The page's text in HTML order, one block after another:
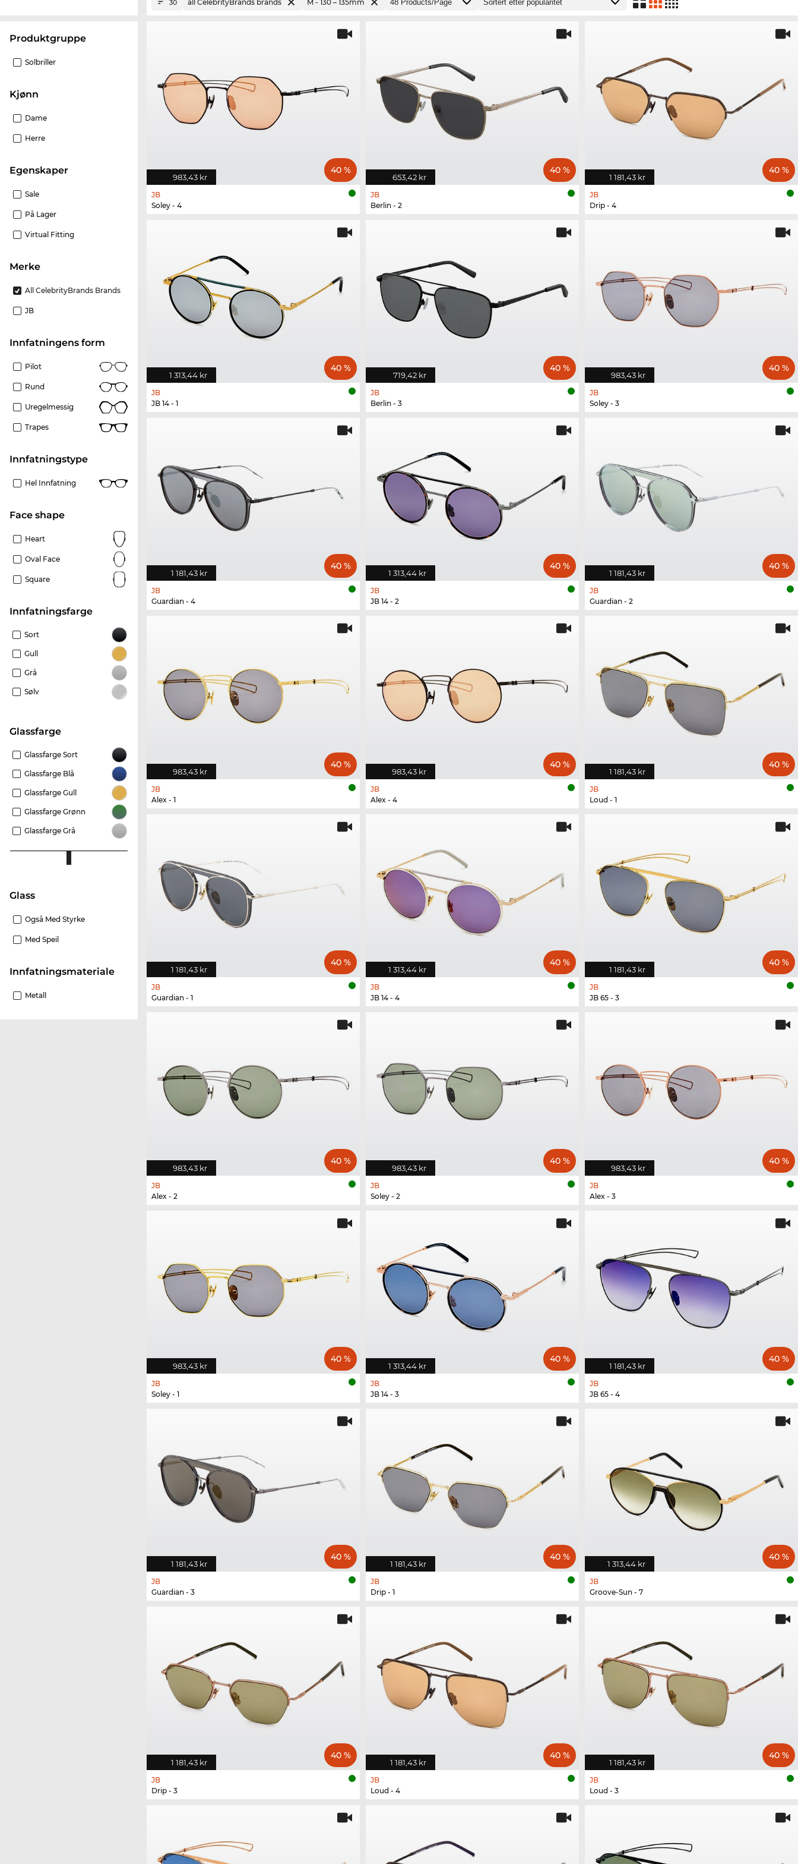
Produktgruppe
Solbriller
Kjønn
Dame
Herre
Egenskaper
Sale
På Lager
Virtual Fitting
merke
All CelebrityBrands Brands
JB
Innfatningens form
Pilot
Rund
Uregelmessig
Trapes
Innfatningstype
Hel Innfatning
Face shape
Heart
Oval Face
Square
Innfatningsfarge
Sort
Gull
Grå
Sølv
Glassfarge
Glassfarge Sort
Glassfarge Blå
Glassfarge Gull
Glassfarge Grønn
Glassfarge Grå
glass
Også Med Styrke
Med Speil
innfatningsmateriale
Metall
30 all CelebrityBrands brands M - 130 – 135mm
983,43 kr
40 %
JB
Soley - 4
653,42 kr
40 %
JB
Berlin - 2
1 181,43 kr
40 %
JB
Drip - 4
1 313,44 kr
40 %
JB
JB 14 - 1
719,42 kr
40 %
JB
Berlin - 3
983,43 kr
40 %
JB
Soley - 3
1 181,43 kr
40 %
JB
Guardian - 4
1 313,44 kr
40 %
JB
JB 14 - 2
1 181,43 kr
40 %
JB
Guardian - 2
983,43 kr
40 %
JB
Alex - 1
983,43 kr
40 %
JB
Alex - 4
1 181,43 kr
40 %
JB
Loud - 1
1 181,43 kr
40 %
JB
Guardian - 1
1 313,44 kr
40 %
JB
JB 14 - 4
1 181,43 kr
40 %
JB
JB 65 - 3
983,43 kr
40 %
JB
Alex - 2
983,43 kr
40 %
JB
Soley - 2
983,43 kr
40 %
JB
Alex - 3
983,43 kr
40 %
JB
Soley - 1
1 313,44 kr
40 %
JB
JB 14 - 3
1 181,43 kr
40 %
JB
JB 65 - 4
1 181,43 kr
40 %
JB
Guardian - 3
1 181,43 kr
40 %
JB
Drip - 1
1 313,44 kr
40 %
JB
Groove-Sun - 7
1 181,43 kr
40 %
JB
Drip - 3
1 181,43 kr
40 %
JB
Loud - 4
1 181,43 kr
40 %
JB
Loud - 3